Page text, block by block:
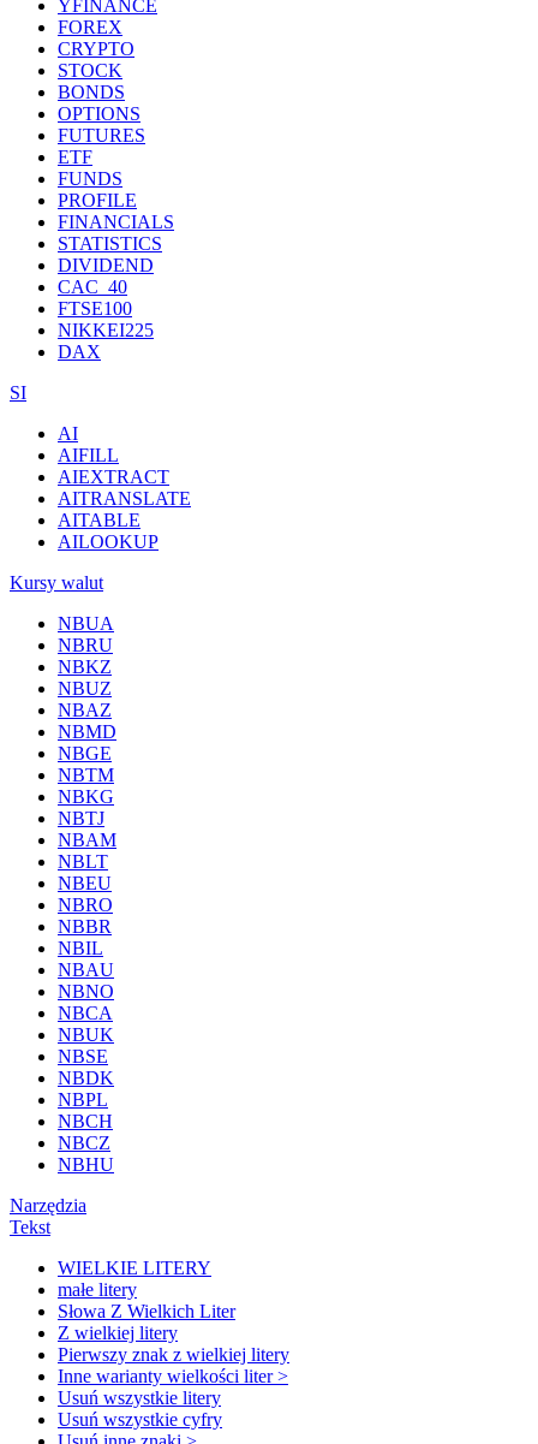
YFINANCE
FOREX
CRYPTO
STOCK
BONDS
OPTIONS
FUTURES
ETF
FUNDS
PROFILE
FINANCIALS
STATISTICS
DIVIDEND
CAC_40
FTSE100
NIKKEI225
DAX
SI
AI
AIFILL
AIEXTRACT
AITRANSLATE
AITABLE
AILOOKUP
Kursy walut
NBUA
NBRU
NBKZ
NBUZ
NBAZ
NBMD
NBGE
NBTM
NBKG
NBTJ
NBAM
NBLT
NBEU
NBRO
NBBR
NBIL
NBAU
NBNO
NBCA
NBUK
NBSE
NBDK
NBPL
NBCH
NBCZ
NBHU
Narzędzia
Tekst
WIELKIE LITERY
małe litery
Słowa Z Wielkich Liter
Z wielkiej litery
Pierwszy znak z wielkiej litery
Inne warianty wielkości liter >
Usuń wszystkie litery
Usuń wszystkie cyfry